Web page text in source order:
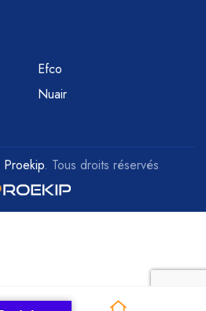
Efco
Nuair
Proekip. Tous droits réservés